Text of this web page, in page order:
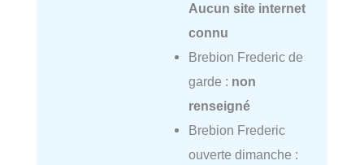
Aucun site internet
connu
Brebion Frederic de
garde : non
renseigné
Brebion Frederic
ouverte dimanche :